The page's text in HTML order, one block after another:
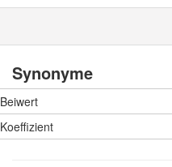
Synonyme
Beiwert
Koeffizient